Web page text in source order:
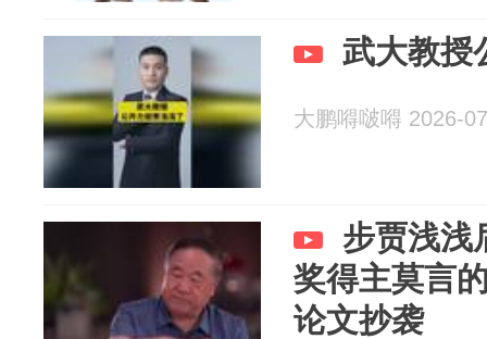
武大教授
大鹏嘚啵嘚 2026-
步贾浅浅
奖得主莫言
论文抄袭